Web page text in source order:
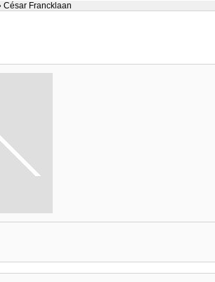
César Francklaan